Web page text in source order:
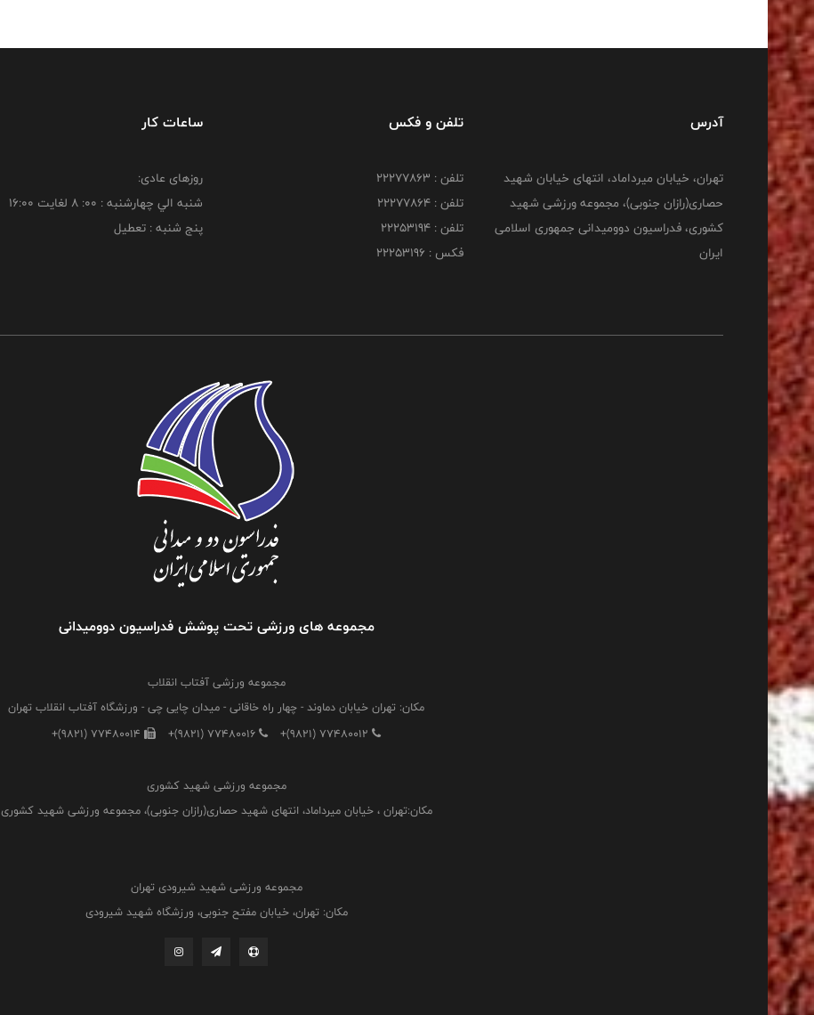
آدرس
تهران، خیابان میرداماد، انتهای خیابان شهید
حصاری(رازان جنوبی)، مجموعه ورزشی شهید
کشوری، فدراسیون دوومیدانی جمهوری اسلامی
ایران
تلفن و فکس
تلفن : 22277863
تلفن : 22277864
تلفن : 22253194
فکس : 22253196
ساعات کار
روزهای عادی:
شنبه الي چهارشنبه : 00: 8 لغايت 16:00
پنج شنبه : تعطیل
مجموعه های ورزشی تحت پوشش فدراسیون دوومیدانی
مجموعه ورزشی آفتاب انقلاب
مکان: تهران خیابان دماوند - چهار راه خاقانی - میدان چایی چی - ورزشگاه آفتاب انقلاب تهران
+(9821) 77480012
+(9821) 77480016
+(9821) 77480014
مجموعه ورزشی شهید کشوری
مکان:تهران ، خیابان میرداماد، انتهای شهید حصاری(رازان جنوبی)، مجموعه ورزشی شهید کشوری
مجموعه ورزشی شهید شیرودی تهران
مکان: تهران، خیابان مفتح جنوبی، ورزشگاه شهید شیرودی